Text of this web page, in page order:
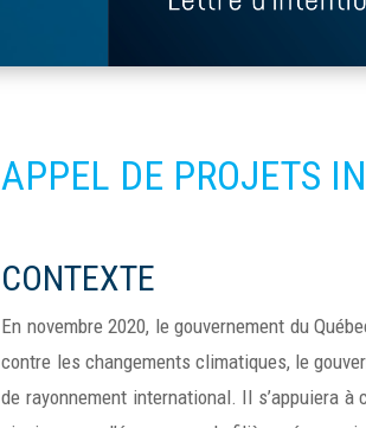
APPEL DE PROJETS
CONTEXTE
En novembre 2020, le gouvernement du
contre les changements climatiques, le
de rayonnement international. Il s’appuiera